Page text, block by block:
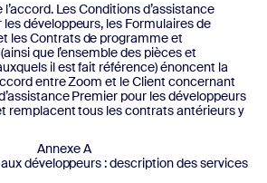
Les Conditions d’assistance
développeurs, les Formulaires de
les Contrats de programme et
que l’ensemble des pièces et
il est fait référence) énoncent la
entre Zoom et le Client concernant
Premier pour les développeurs
remplacent tous les contrats antérieurs y
Annexe A
développeurs : description des services